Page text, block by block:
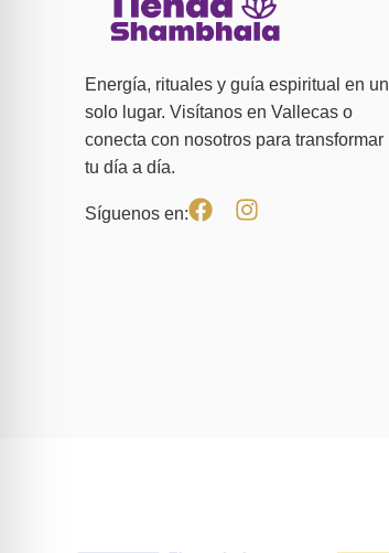
Energía, rituales y guía espiritual en un
solo lugar. Visítanos en Vallecas o
conecta con nosotros para transformar
tu día a día.
Síguenos en: